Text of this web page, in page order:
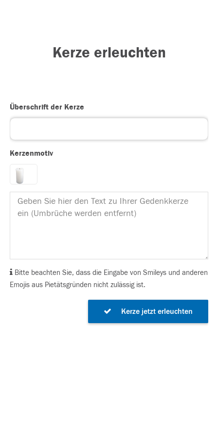
Kerze erleuchten
Überschrift der Kerze
Kerzenmotiv
Bitte beachten Sie, dass die Eingabe von Smileys und anderen
Emojis aus Pietätsgründen nicht zulässig ist.
Kerze jetzt erleuchten